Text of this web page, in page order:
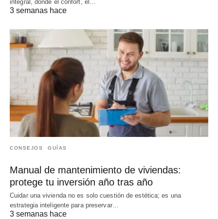
integral, donde el confort, el…
3 semanas hace
CONSEJOS GUÍAS
Manual de mantenimiento de viviendas:
protege tu inversión año tras año
Cuidar una vivienda no es solo cuestión de estética; es una
estrategia inteligente para preservar…
3 semanas hace